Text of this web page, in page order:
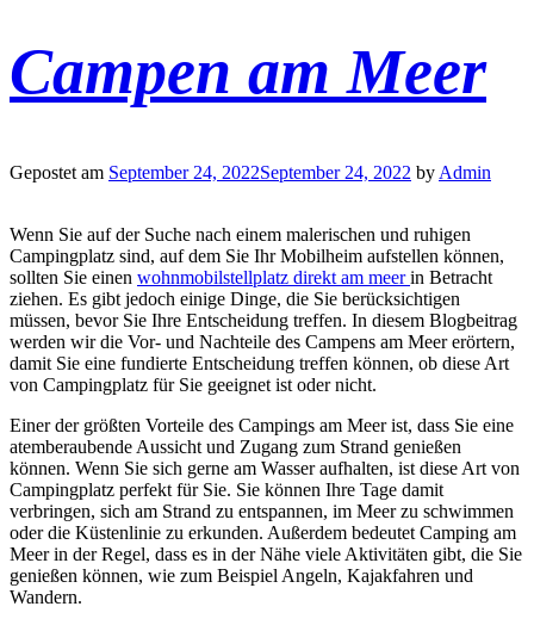
Campen am Meer
Gepostet am September 24, 2022September 24, 2022 by Admin
Wenn Sie auf der Suche nach einem malerischen und ruhigen
Campingplatz sind, auf dem Sie Ihr Mobilheim aufstellen können,
sollten Sie einen wohnmobilstellplatz direkt am meerin Betracht
ziehen. Es gibt jedoch einige Dinge, die Sie berücksichtigen
müssen, bevor Sie Ihre Entscheidung treffen. In diesem Blogbeitrag
werden wir die Vor- und Nachteile des Campens am Meer erörtern,
damit Sie eine fundierte Entscheidung treffen können, ob diese Art
von Campingplatz für Sie geeignet ist oder nicht.
Einer der größten Vorteile des Campings am Meer ist, dass Sie eine
atemberaubende Aussicht und Zugang zum Strand genießen
können. Wenn Sie sich gerne am Wasser aufhalten, ist diese Art von
Campingplatz perfekt für Sie. Sie können Ihre Tage damit
verbringen, sich am Strand zu entspannen, im Meer zu schwimmen
oder die Küstenlinie zu erkunden. Außerdem bedeutet Camping am
Meer in der Regel, dass es in der Nähe viele Aktivitäten gibt, die Sie
genießen können, wie zum Beispiel Angeln, Kajakfahren und
Wandern.